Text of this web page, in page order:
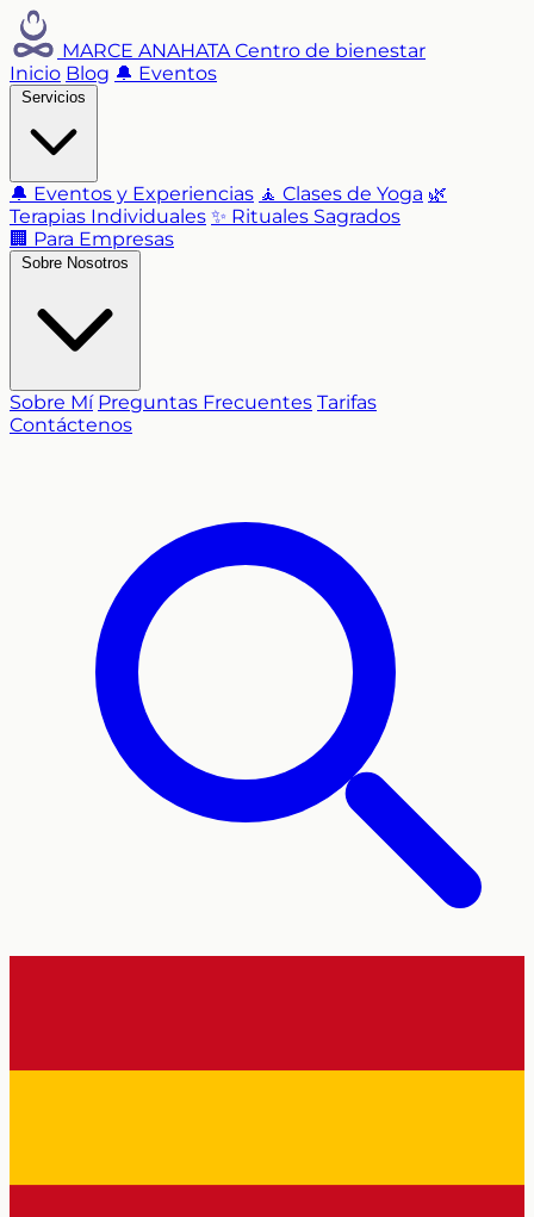
MARCE ANAHATA Centro de bienestar
Inicio Blog 🔔 Eventos
🔔 Eventos y Experiencias 🧘 Clases de Yoga 🌿
Terapias Individuales ✨ Rituales Sagrados
🏢 Para Empresas
Sobre Mí Preguntas Frecuentes Tarifas
Contáctenos